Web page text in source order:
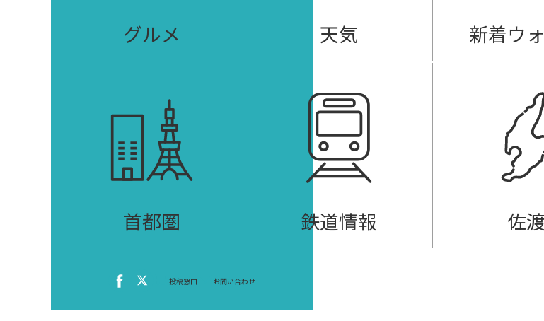
グルメ 天気 新着ウ
首都圏 鉄道情報 佐渡
投稿窓口 お問い合わせ